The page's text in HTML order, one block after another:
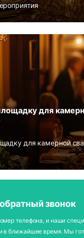
для
для камерной
звонок
телефона, и наши
в ближайшее время. Мы